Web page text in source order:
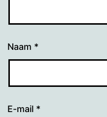
Naam *
E-mail *